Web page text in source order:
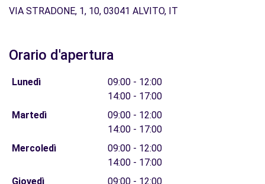
VIA STRADONE, 1, 10, 03041 ALVITO, IT
Orario d'apertura
Lunedì
09:00 - 12:00
14:00 - 17:00
Martedì
09:00 - 12:00
14:00 - 17:00
Mercoledì
09:00 - 12:00
14:00 - 17:00
Giovedì
09:00 - 12:00